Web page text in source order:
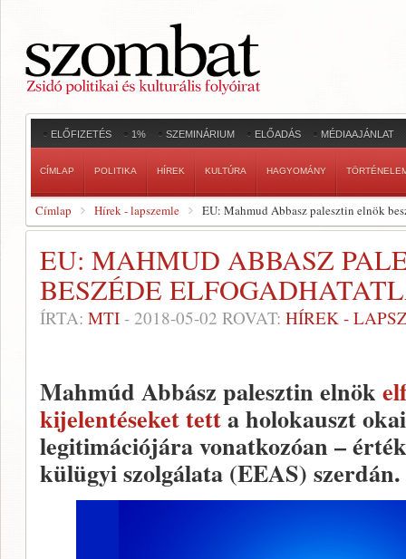
ELŐFIZETÉS 1% SZEMINÁRIUM ELŐADÁS MÉDIAAJÁNLAT
CÍMLAP POLITIKA HÍREK KULTÚRA HAGYOMÁNY
Címlap Hírek - lapszemle EU: Mahmud Abbasz palesztin elnök
EU: MAHMUD ABBASZ
BESZÉDE
ÍRTA: MTI - 2018-05-02 ROVAT: HÍREK -
Mahmúd Abbász palesztin elnök
kijelentéseket tetta holokauszt
legitimációjára vonatkozóan –
külügyi szolgálata (EEAS) szerdán.